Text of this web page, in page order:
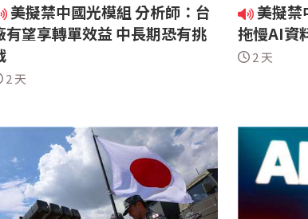
美擬禁中國光模組 分析師：台
有望享轉單效益 中長期恐有挑
2 天
美擬禁
拖慢AI資
2 天